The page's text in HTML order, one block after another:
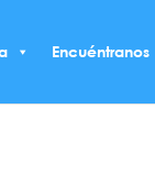
Encuéntranos